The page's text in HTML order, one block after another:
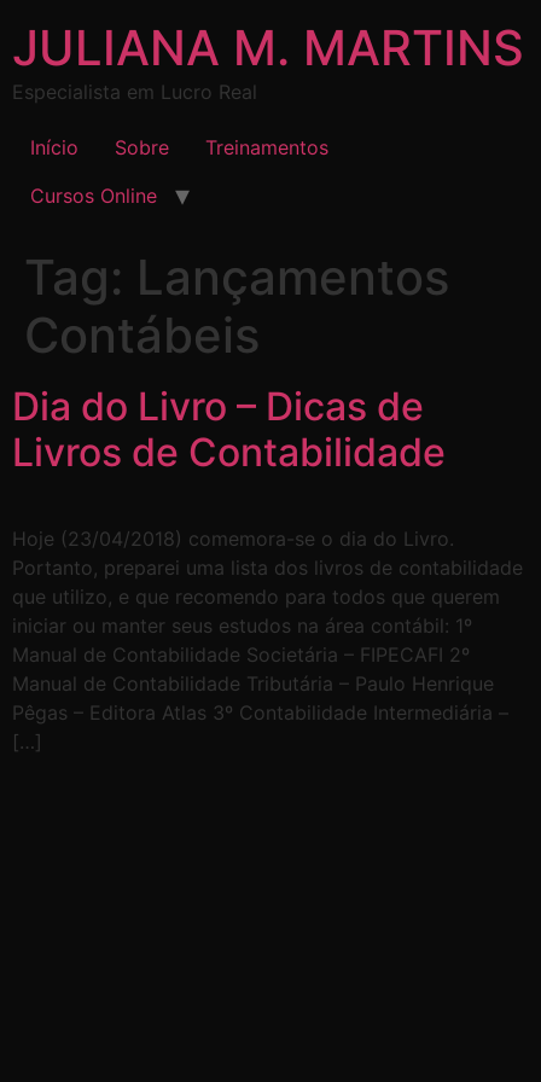
JULIANA M. MARTINS
Especialista em Lucro Real
Início Sobre
Treinamentos
Cursos Online
Tag: Lançamentos
Contábeis
Dia do Livro – Dicas de
Livros de Contabilidade
Hoje (23/04/2018) comemora-se o dia do Livro.
Portanto, preparei uma lista dos livros de contabilidade
que utilizo, e que recomendo para todos que querem
iniciar ou manter seus estudos na área contábil: 1º
Manual de Contabilidade Societária – FIPECAFI 2º
Manual de Contabilidade Tributária – Paulo Henrique
Pêgas – Editora Atlas 3º Contabilidade Intermediária –
[…]